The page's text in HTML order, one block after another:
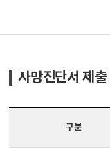
장례후 절차 시작
사망진단서 제출
구분